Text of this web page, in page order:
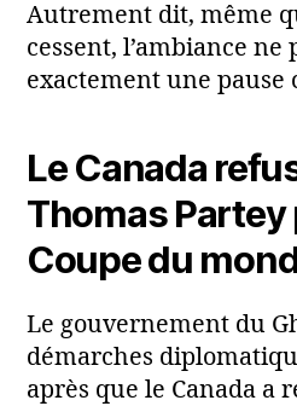
Autrement dit, même
cessent, l’ambiance ne
exactement une pause
Le Canada
Thomas Partey
Coupe du
Le gouvernement du
démarches
après que le Canada a